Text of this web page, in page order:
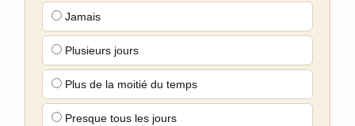
Jamais
Plusieurs jours
Plus de la moitié du temps
Presque tous les jours